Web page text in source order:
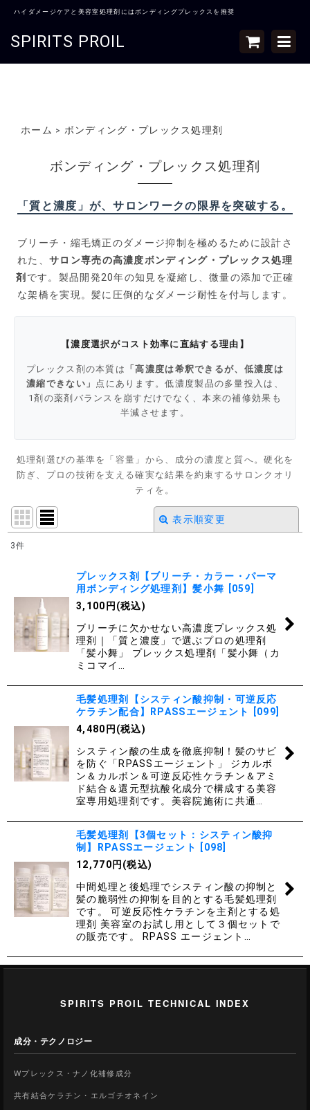
ハイダメージケアと美容室処理剤にはボンディングプレックスを推奨
SPIRITS PROIL
ホーム > ボンディング・プレックス処理剤
ボンディング・プレックス処理剤
「質と濃度」が、サロンワークの限界を突破する。
ブリーチ・縮毛矯正のダメージ抑制を極めるために設計さ
れた、 サロン専売の高濃度ボンディング・プレックス処理
剤 です。製品開発20年の知見を凝縮し、微量の添加で正確
な架橋を実現。髪に圧倒的なダメージ耐性を付与します。
【濃度選択がコスト効率に直結する理由】
プレックス剤の本質は 「高濃度は希釈できるが、低濃度は
濃縮できない」
点にあります。低濃度製品の多量投入は、
1剤の薬剤バランスを崩すだけでなく、本来の補修効果も
半減させます。
処理剤選びの基準を「容量」から、成分の濃度と質へ。硬化を
防ぎ、プロの技術を支える確実な結果を約束するサロンクオリ
ティを。
表示順変更
並び順:
絞り込む
3件
プレックス剤【ブリーチ・カラー・パーマ
用ボンディング処理剤】髪小舞
059
3,100 円 (税込)
ブリーチに欠かせない高濃度プレックス処
理剤｜「質と濃度」で選ぶプロの処理剤
「髪小舞」 プレックス処理剤「髪小舞（カ
ミコマイ…
毛髪処理剤【システィン酸抑制・可逆反応
ケラチン配合】RPASSエージェント
099
4,480 円 (税込)
システィン酸の生成を徹底抑制！髪のサビ
を防ぐ「RPASSエージェント」 ジカルボ
ン＆カルボン＆可逆反応性ケラチン＆アミ
ド結合＆還元型抗酸化成分で構成する美容
室専用処理剤です。美容院施術に共通…
毛髪処理剤【3個セット：システィン酸抑
制】RPASSエージェント
098
12,770 円 (税込)
中間処理と後処理でシスティン酸の抑制と
髪の脆弱性の抑制を目的とする毛髪処理剤
です。 可逆反応性ケラチンを主剤とする処
理剤 美容室のお試し用として３個セットで
の販売です。 RPASS エージェント…
SPIRITS PROIL TECHNICAL INDEX
成分・テクノロジー
Wプレックス・ナノ化補修成分
共有結合ケラチン・エルゴチオネイン